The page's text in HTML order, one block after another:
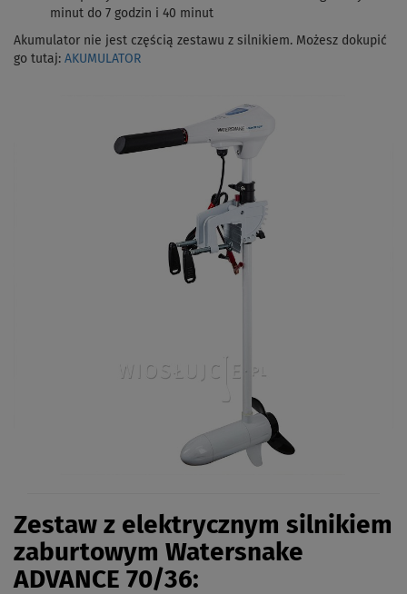
minut do 7 godzin i 40 minut
Akumulator nie jest częścią zestawu z silnikiem. Możesz dokupić
go tutaj: AKUMULATOR
Zestaw z elektrycznym silnikiem
zaburtowym Watersnake
ADVANCE 70/36: